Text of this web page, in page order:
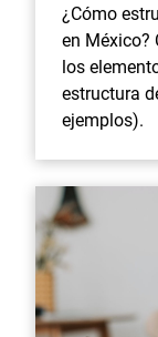
¿Cómo
en México?
los
estructura
ejemplos).